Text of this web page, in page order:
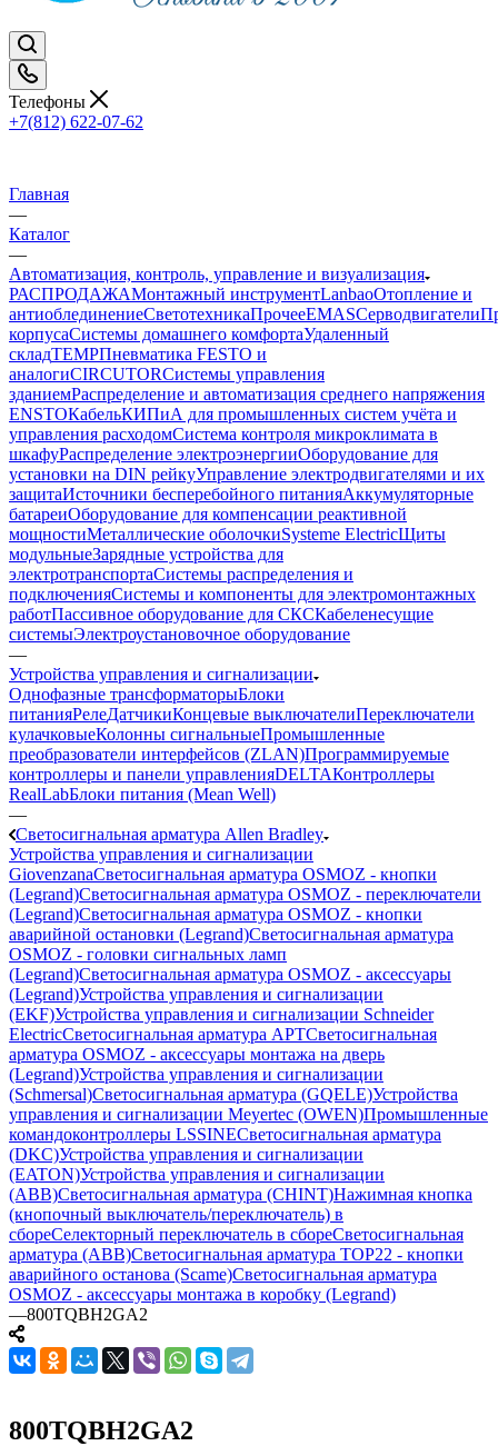
Телефоны
+7(812) 622-07-62
Главная
—
Каталог
—
Автоматизация, контроль, управление и визуализация
РАСПРОДАЖАМонтажный инструментLanbaoОтопление и
антиоблединениеСветотехникаПрочееEMASCерводвигатели
корпусаСистемы домашнего комфортаУдаленный
складTEMPПневматика FESTO и
аналогиCIRCUTORСистемы управления
зданиемРаспределение и автоматизация среднего напряжения
ENSTOКабельКИПиА для промышленных систем учёта и
управления расходомСистема контроля микроклимата в
шкафуРаспределение электроэнергииОборудование для
установки на DIN рейкуУправление электродвигателями и их
защитаИсточники бесперебойного питанияАккумуляторные
батареиОборудование для компенсации реактивной
мощностиМеталлические оболочкиSysteme ElectricЩиты
модульныеЗарядные устройства для
электротранспортаСистемы распределения и
подключенияСистемы и компоненты для электромонтажных
работПассивное оборудование для СКСКабеленесущие
системыЭлектроустановочное оборудование
—
Устройства управления и сигнализации
Однофазные трансформаторыБлоки
питанияРелеДатчикиКонцевые выключателиПереключатели
кулачковыеКолонны сигнальныеПромышленные
преобразователи интерфейсов (ZLAN)Программируемые
контроллеры и панели управленияDELTAКонтроллеры
RealLabБлоки питания (Mean Well)
—
Светосигнальная арматура Allen Bradley
Устройства управления и сигнализации
GiovenzanaСветосигнальная арматура OSMOZ - кнопки
(Legrand)Светосигнальная арматура OSMOZ - переключатели
(Legrand)Светосигнальная арматура OSMOZ - кнопки
аварийной остановки (Legrand)Светосигнальная арматура
OSMOZ - головки сигнальных ламп
(Legrand)Светосигнальная арматура OSMOZ - аксессуары
(Legrand)Устройства управления и сигнализации
(EKF)Устройства управления и сигнализации Schneider
ElectricСветосигнальная арматура APTСветосигнальная
арматура OSMOZ - аксессуары монтажа на дверь
(Legrand)Устройства управления и сигнализации
(Schmersal)Светосигнальная арматура (GQELE)Устройства
управления и сигнализации Meyertec (OWEN)Промышленные
командоконтроллеры LSSINEСветосигнальная арматура
(DKC)Устройства управления и сигнализации
(EATON)Устройства управления и сигнализации
(ABB)Светосигнальная арматура (CHINT)Нажимная кнопка
(кнопочный выключатель/переключатель) в
сбореСелекторный переключатель в сбореСветосигнальная
арматура (ABB)Светосигнальная арматура TOP22 - кнопки
аварийного останова (Scame)Светосигнальная арматура
OSMOZ - аксессуары монтажа в коробку (Legrand)
—800TQBH2GA2
800TQBH2GA2